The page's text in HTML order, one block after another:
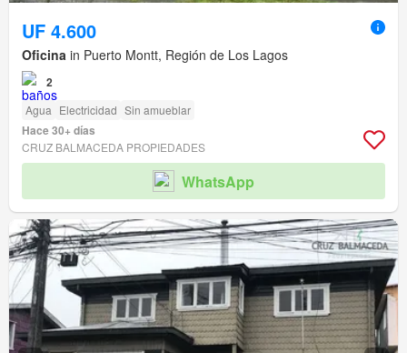
UF 4.600
Oficina in Puerto Montt, Región de Los Lagos
2
Agua Electricidad Sin amueblar
Hace 30+ días
CRUZ BALMACEDA PROPIEDADES
WhatsApp